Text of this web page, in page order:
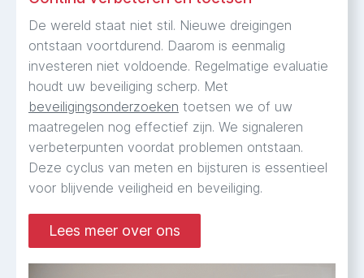
De wereld staat niet stil. Nieuwe dreigingen
ontstaan voortdurend. Daarom is eenmalig
investeren niet voldoende. Regelmatige evaluatie
houdt uw beveiliging scherp. Met
beveiligingsonderzoeken toetsen we of uw
maatregelen nog effectief zijn. We signaleren
verbeterpunten voordat problemen ontstaan.
Deze cyclus van meten en bijsturen is essentieel
voor blijvende veiligheid en beveiliging.
Lees meer over ons